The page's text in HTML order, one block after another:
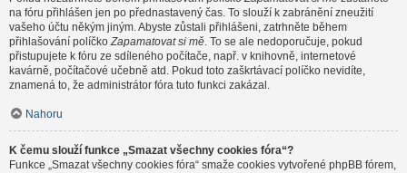
na fóru přihlášen jen po přednastavený čas. To slouží k zabránění zneužití
vašeho účtu někým jiným. Abyste zůstali přihlášeni, zatrhněte během
přihlašování políčkoZapamatovat si mě. To se ale nedoporučuje, pokud
přistupujete k fóru ze sdíleného počítače, např. v knihovně, internetové
kavárně, počítačové učebně atd. Pokud toto zaškrtávací políčko nevidíte,
znamená to, že administrátor fóra tuto funkci zakázal.
Nahoru
K čemu slouží funkce „Smazat všechny cookies fóra“?
Funkce „Smazat všechny cookies fóra“ smaže cookies vytvořené phpBB fórem,